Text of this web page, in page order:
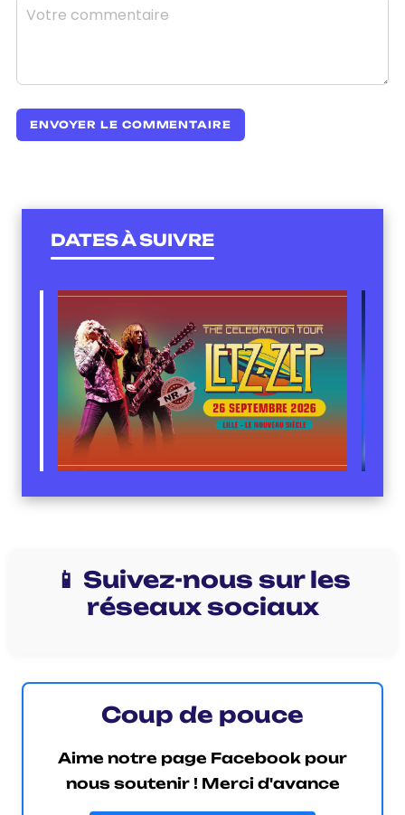
DATES À SUIVRE
📱 Suivez-nous sur les
réseaux sociaux
Coup de pouce
Aime notre page Facebook pour
nous soutenir ! Merci d'avance